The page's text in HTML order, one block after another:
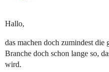
Hallo,
das machen doch zumindest
Branche doch schon lange so,
wird.